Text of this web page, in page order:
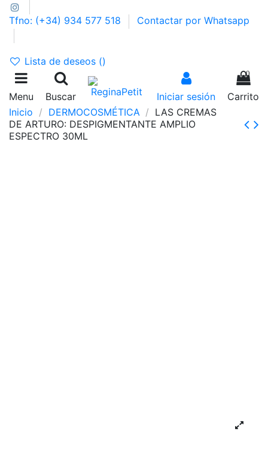
Tfno: (+34) 934 577 518 Contactar por Whatsapp
Lista de deseos ()
Menu Buscar Iniciar sesión
0
Carrito
Inicio
DERMOCOSMÉTICA
LAS CREMAS
DE ARTURO: DESPIGMENTANTE AMPLIO
ESPECTRO 30ML